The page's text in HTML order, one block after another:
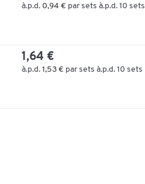
à.p.d. 0,94 € par sets à.p.d. 10 sets
1,64 €
à.p.d. 1,53 € par sets à.p.d. 10 sets